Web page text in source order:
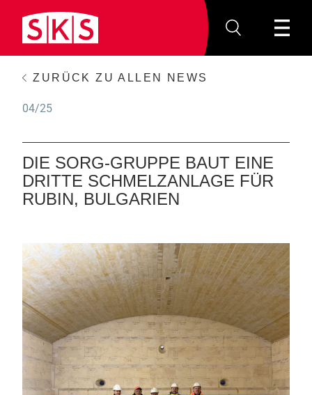
ZURÜCK ZU ALLEN NEWS
04/25
DIE SORG-GRUPPE BAUT EINE
DRITTE SCHMELZANLAGE FÜR
RUBIN, BULGARIEN